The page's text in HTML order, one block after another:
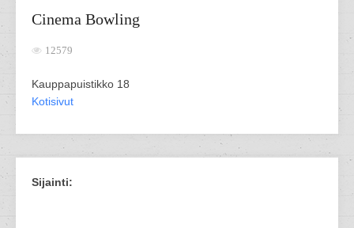
Cinema Bowling
12579
Kauppapuistikko 18
Kotisivut
Sijainti: